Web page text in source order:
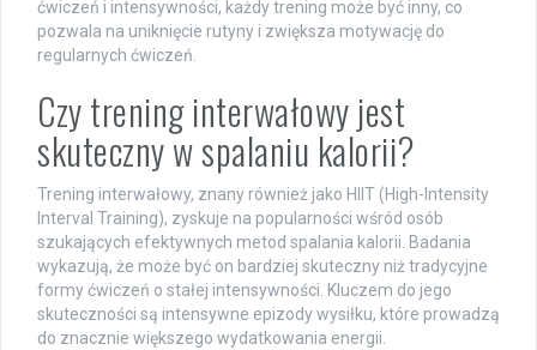
ćwiczeń i intensywności, każdy trening może być inny, co
pozwala na uniknięcie rutyny i zwiększa motywację do
regularnych ćwiczeń.
Czy trening interwałowy jest
skuteczny w spalaniu kalorii?
Trening interwałowy, znany również jako HIIT (High-Intensity
Interval Training), zyskuje na popularności wśród osób
szukających efektywnych metod spalania kalorii. Badania
wykazują, że może być on bardziej skuteczny niż tradycyjne
formy ćwiczeń o stałej intensywności. Kluczem do jego
skuteczności są intensywne epizody wysiłku, które prowadzą
do znacznie większego wydatkowania energii.